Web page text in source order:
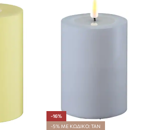
-16%
-5% ΜΕ ΚΩΔΙΚΟ: TAN